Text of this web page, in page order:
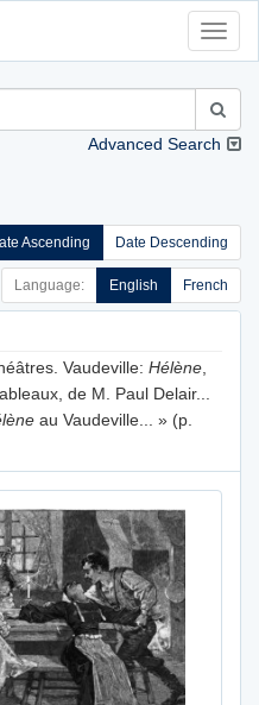
Advanced Search
Ascending Date Descending
Language: English French
Vaudeville: Hélène
de M. Paul Delair...
au Vaudeville... » (p.